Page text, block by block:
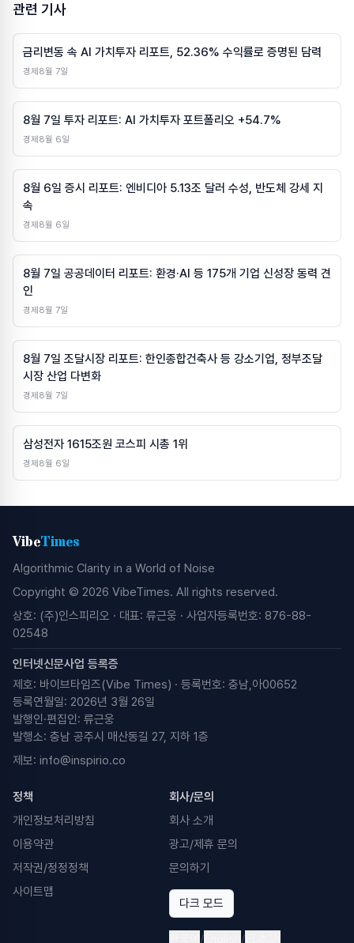
관련 기사
금리변동 속 AI 가치투자 리포트, 52.36% 수익률로 증명된 담력
경제 8월 7일
8월 7일 투자 리포트: AI 가치투자 포트폴리오 +54.7%
경제 8월 6일
8월 6일 증시 리포트: 엔비디아 5.13조 달러 수성, 반도체 강세 지
속
경제 8월 6일
8월 7일 공공데이터 리포트: 환경·AI 등 175개 기업 신성장 동력 견
인
경제 8월 7일
8월 7일 조달시장 리포트: 한인종합건축사 등 강소기업, 정부조달
시장 산업 다변화
경제 8월 7일
삼성전자 1615조원 코스피 시총 1위
경제 8월 6일
VibeTimes
Algorithmic Clarity in a World of Noise
Copyright © 2026 VibeTimes. All rights reserved.
상호: (주)인스피리오 · 대표: 류근웅 · 사업자등록번호: 876-88-
02548
인터넷신문사업 등록증
제호: 바이브타임즈(Vibe Times) · 등록번호: 충남,아00652
등록연월일: 2026년 3월 26일
발행인·편집인: 류근웅
발행소: 충남 공주시 매산동길 27, 지하 1층
제보: info@inspirio.co
정책
개인정보처리방침
이용약관
저작권/정정정책
사이트맵
회사/문의
회사 소개
광고/제휴 문의
문의하기
다크 모드
/ /